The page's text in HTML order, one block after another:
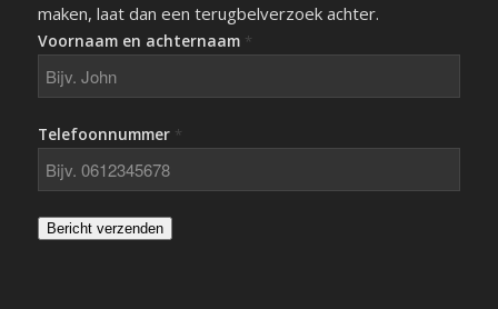
maken, laat dan een terugbelverzoek achter.
Voornaam en achternaam *
Telefoonnummer *
Bericht verzenden